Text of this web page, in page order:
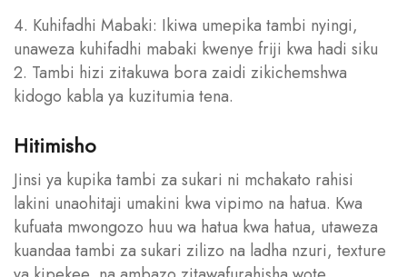
4. Kuhifadhi Mabaki: Ikiwa umepika tambi nyingi,
unaweza kuhifadhi mabaki kwenye friji kwa hadi siku
2. Tambi hizi zitakuwa bora zaidi zikichemshwa
kidogo kabla ya kuzitumia tena.
Hitimisho
Jinsi ya kupika tambi za sukari ni mchakato rahisi
lakini unaohitaji umakini kwa vipimo na hatua. Kwa
kufuata mwongozo huu wa hatua kwa hatua, utaweza
kuandaa tambi za sukari zilizo na ladha nzuri, texture